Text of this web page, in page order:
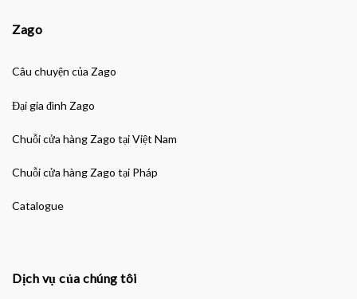
Zago
Câu chuyện của Zago
Đại gia đình Zago
Chuỗi cửa hàng Zago tại Việt Nam
Chuỗi cửa hàng Zago tại Pháp
Catalogue
Dịch vụ của chúng tôi